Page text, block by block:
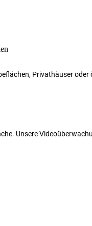
Privathäuser
Unsere